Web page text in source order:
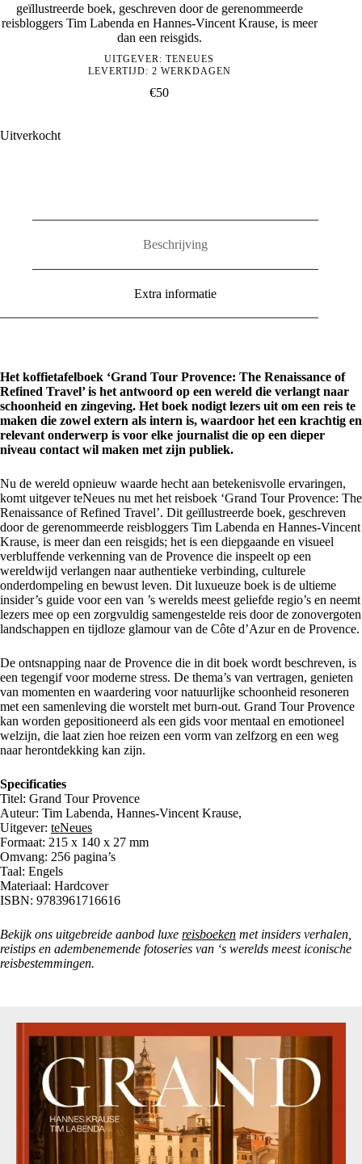
geïllustreerde boek, geschreven door de gerenommeerde
reisbloggers Tim Labenda en Hannes-Vincent Krause, is meer
dan een reisgids.
UITGEVER:TENEUES
LEVERTIJD: 2 WERKDAGEN
€50
Uitverkocht
Beschrijving
Extra informatie
Het koffietafelboek ‘Grand Tour Provence: The Renaissance of
Refined Travel’ is het antwoord op een wereld die verlangt naar
schoonheid en zingeving. Het boek nodigt lezers uit om een reis te
maken die zowel extern als intern is, waardoor het een krachtig en
relevant onderwerp is voor elke journalist die op een dieper
niveau contact wil maken met zijn publiek.
Nu de wereld opnieuw waarde hecht aan betekenisvolle ervaringen,
komt uitgever teNeues nu met het reisboek ‘Grand Tour Provence: The
Renaissance of Refined Travel’. Dit geïllustreerde boek, geschreven
door de gerenommeerde reisbloggers Tim Labenda en Hannes-Vincent
Krause, is meer dan een reisgids; het is een diepgaande en visueel
verbluffende verkenning van de Provence die inspeelt op een
wereldwijd verlangen naar authentieke verbinding, culturele
onderdompeling en bewust leven. Dit luxueuze boek is de ultieme
insider’s guide voor een van ’s werelds meest geliefde regio’s en neemt
lezers mee op een zorgvuldig samengestelde reis door de zonovergoten
landschappen en tijdloze glamour van de Côte d’Azur en de Provence.
De ontsnapping naar de Provence die in dit boek wordt beschreven, is
een tegengif voor moderne stress. De thema’s van vertragen, genieten
van momenten en waardering voor natuurlijke schoonheid resoneren
met een samenleving die worstelt met burn-out. Grand Tour Provence
kan worden gepositioneerd als een gids voor mentaal en emotioneel
welzijn, die laat zien hoe reizen een vorm van zelfzorg en een weg
naar herontdekking kan zijn.
Specificaties
Titel: Grand Tour Provence
Auteur: Tim Labenda, Hannes-Vincent Krause,
Uitgever: teNeues
Formaat: 215 x 140 x 27 mm
Omvang: 256 pagina’s
Taal: Engels
Materiaal: Hardcover
ISBN: 9783961716616
Bekijk ons uitgebreide aanbod luxe reisboeken met insiders verhalen,
reistips en adembenemende fotoseries van ‘s werelds meest iconische
reisbestemmingen.